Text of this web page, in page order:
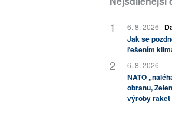
6. 8. 2026
Jak se
řešením
6. 8. 2026
NATO
obranu,
výroby raket